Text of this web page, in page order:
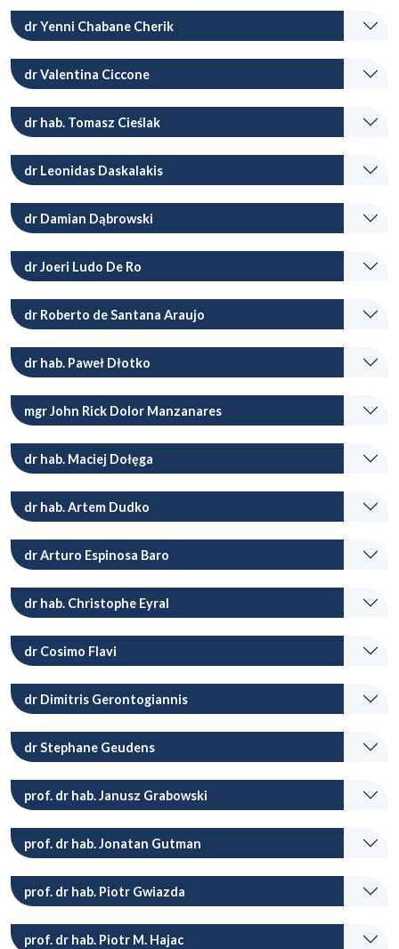
dr Yenni Chabane Cherik
dr Valentina Ciccone
dr hab. Tomasz Cieślak
dr Leonidas Daskalakis
dr Damian Dąbrowski
dr Joeri Ludo De Ro
dr Roberto de Santana Araujo
dr hab. Paweł Dłotko
mgr John Rick Dolor Manzanares
dr hab. Maciej Dołęga
dr hab. Artem Dudko
dr Arturo Espinosa Baro
dr hab. Christophe Eyral
dr Cosimo Flavi
dr Dimitris Gerontogiannis
dr Stephane Geudens
prof. dr hab. Janusz Grabowski
prof. dr hab. Jonatan Gutman
prof. dr hab. Piotr Gwiazda
prof. dr hab. Piotr M. Hajac